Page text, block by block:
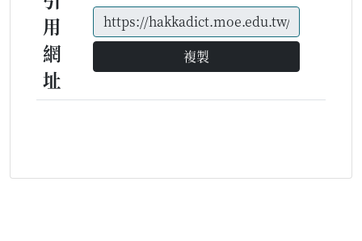
用
網
址
複製